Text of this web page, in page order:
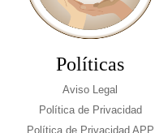
Políticas
Aviso Legal
Política de Privacidad
Política de Privacidad APP